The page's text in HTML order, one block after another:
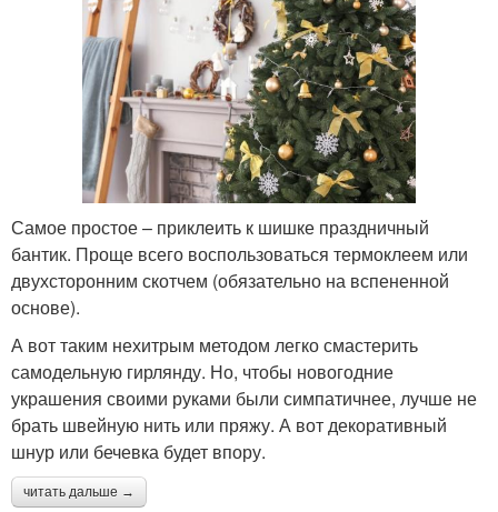
Самое простое – приклеить к шишке праздничный
бантик. Проще всего воспользоваться термоклеем или
двухсторонним скотчем (обязательно на вспененной
основе).
А вот таким нехитрым методом легко смастерить
самодельную гирлянду. Но, чтобы новогодние
украшения своими руками были симпатичнее, лучше не
брать швейную нить или пряжу. А вот декоративный
шнур или бечевка будет впору.
читать дальше →